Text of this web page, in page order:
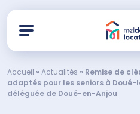
Accueil »Actualités » Remise de
adaptés pour les seniors à
déléguée de Doué-en-Anjou